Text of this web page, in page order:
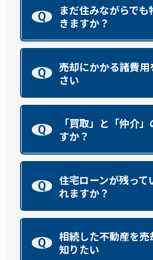
Q
まだ住みながらで
きますか？
Q
売却にかかる諸費用
さい
Q
「買取」と「仲介
すか？
Q
住宅ローンが残って
れますか？
Q
相続した不動産を売
知りたい